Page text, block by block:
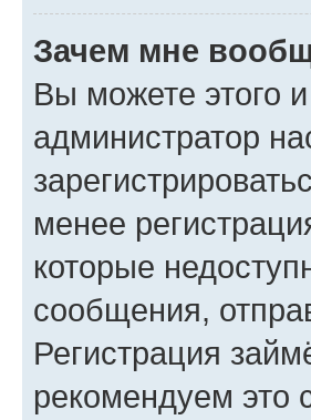
Зачем мне
Вы можете этого
администратор
менее
которые
сообщения,
Регистрация
рекомендуем это